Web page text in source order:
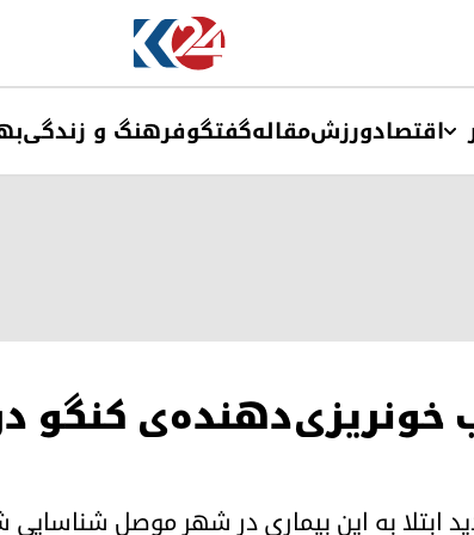
اقتصادورزشمقالهگفتگوفرهنگ و زندگی
خونریزی‌دهنده‌ی کنگو
ابتلا به این بیماری در شهر موصل